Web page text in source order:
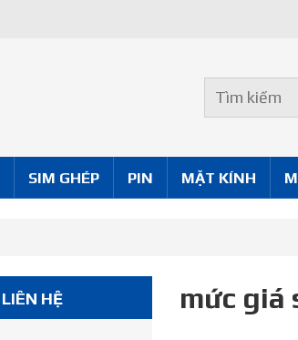
SIM GHÉP PIN MẶT KÍNH
mức giá
LIÊN HỆ